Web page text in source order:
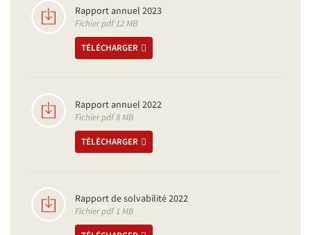
Rapport annuel 2023
Fichier pdf 12 MB
TÉLÉCHARGER
Rapport annuel 2022
Fichier pdf 8 MB
TÉLÉCHARGER
Rapport de solvabilité 2022
Fichier pdf 1 MB